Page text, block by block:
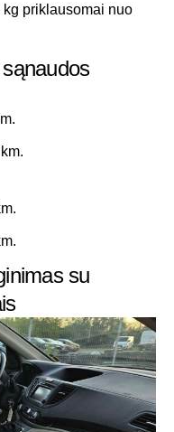
priklausomai nuo
su